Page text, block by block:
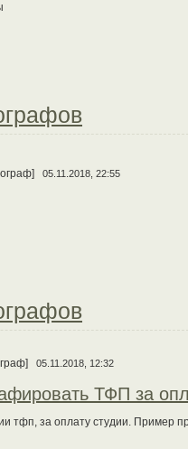
05.11.2018, 22:55
05.11.2018, 12:32
ТФП за
тфп, за оплату студии. Пример